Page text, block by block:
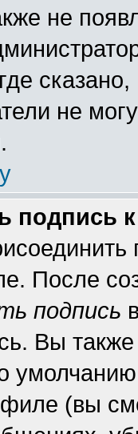
не
не
подпись
После
подпись
Вы
(вы